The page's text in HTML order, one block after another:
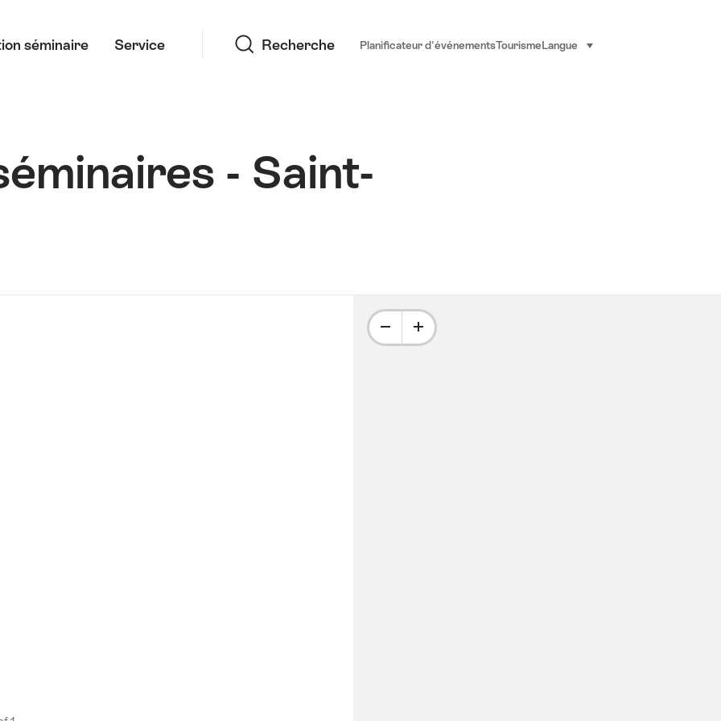
séminaire Service Recherche Planificateur d'événementsTourisme Langue sélectionner (cliquer pour
- Saint-